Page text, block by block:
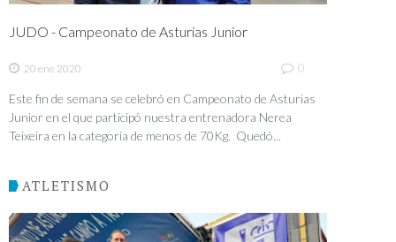
JUDO - Campeonato de Asturias Junior
20 ene 2020 0
Este fin de semana se celebró en Campeonato de Asturias
Junior en el que participó nuestra entrenadora Nerea
Teixeira en la categoría de menos de 70Kg. Quedó...
ATLETISMO